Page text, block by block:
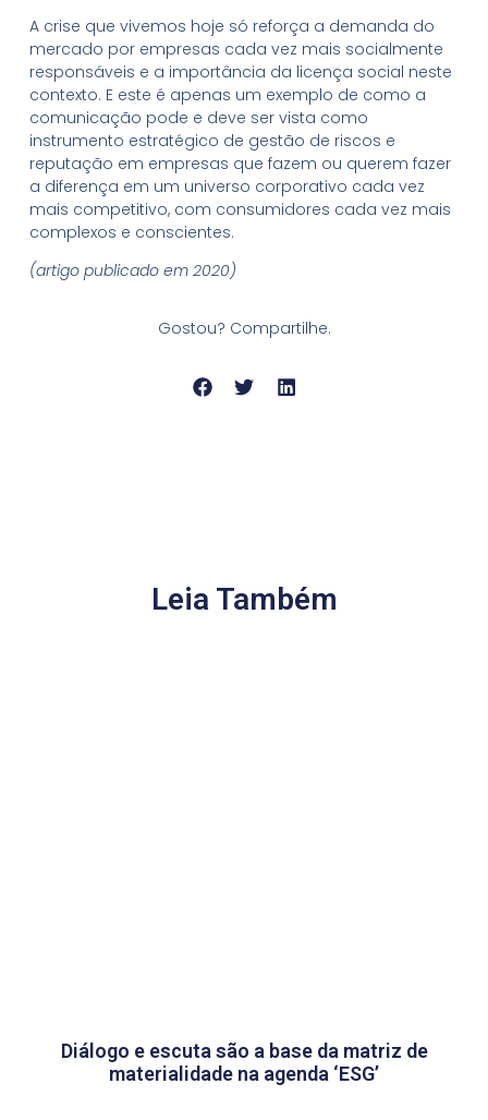
A crise que vivemos hoje só reforça a demanda do
mercado por empresas cada vez mais socialmente
responsáveis e a importância da licença social neste
contexto. E este é apenas um exemplo de como a
comunicação pode e deve ser vista como
instrumento estratégico de gestão de riscos e
reputação em empresas que fazem ou querem fazer
a diferença em um universo corporativo cada vez
mais competitivo, com consumidores cada vez mais
complexos e conscientes.
(artigo publicado em 2020)
Gostou? Compartilhe.
Leia Também
Diálogo e escuta são a base da matriz de
materialidade na agenda ‘ESG’